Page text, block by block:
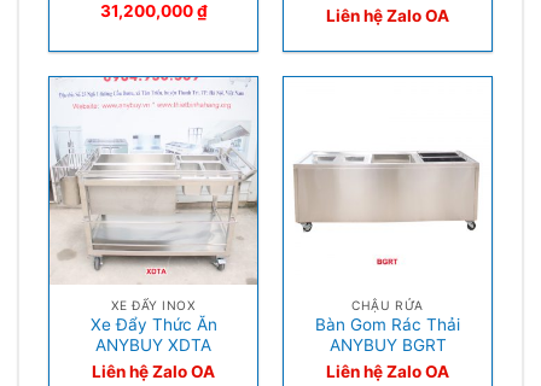
31,200,000₫ Liên hệ Zalo OA
XE ĐẨY INOX
Xe Đẩy Thức Ăn
ANYBUY XDTA
Liên hệ Zalo OA
CHẬU RỬA
Bàn Gom Rác Thải
ANYBUY BGRT
Liên hệ Zalo OA